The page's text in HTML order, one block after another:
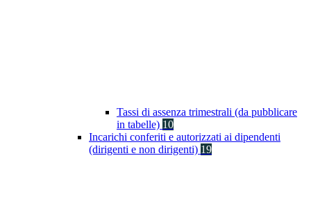
Tassi di assenza trimestrali (da pubblicare
in tabelle) 10
Incarichi conferiti e autorizzati ai dipendenti
(dirigenti e non dirigenti) 19